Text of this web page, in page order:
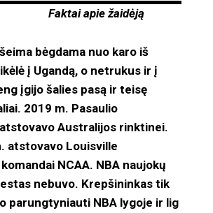
Faktai apie žaidėją
bėgdama nuo karo iš
į Ugandą, o netrukus ir į
įgijo šalies pasą ir teisę
2019 m. Pasaulio
Australijos rinktinei.
atstovavo Louisville
NCAA. NBA naujokų
nebuvo. Krepšininkas tik
parungtyniauti NBA lygoje ir lig